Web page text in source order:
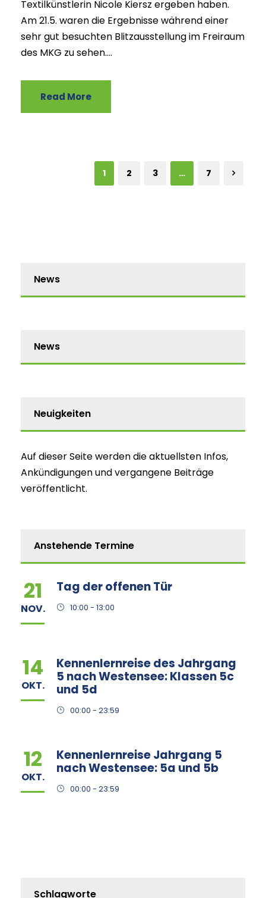
Textilkünstlerin Nicole Kiersz ergeben haben.
Am 21.5. waren die Ergebnisse während einer
sehr gut besuchten Blitzausstellung im Freiraum
des MKG zu sehen....
Read More
1 2 3 … 7
News
News
Neuigkeiten
Auf dieser Seite werden die aktuellsten Infos,
Ankündigungen und vergangene Beiträge
veröffentlicht.
Anstehende Termine
21
NOV.
Tag der offenen Tür
10:00 - 13:00
14
OKT.
Kennenlernreise des Jahrgang
5 nach Westensee: Klassen 5c
und 5d
00:00 - 23:59
12
OKT.
Kennenlernreise Jahrgang 5
nach Westensee: 5a und 5b
00:00 - 23:59
Schlagworte